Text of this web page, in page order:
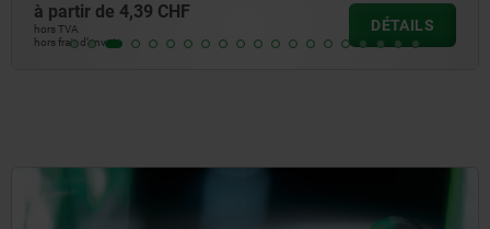
à partir de 4,39 CHF
hors TVA
hors frais d’envoi
DÉTAILS